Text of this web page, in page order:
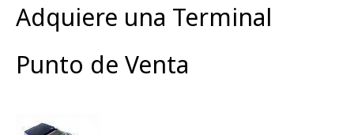
Adquiere una Terminal
Punto de Venta